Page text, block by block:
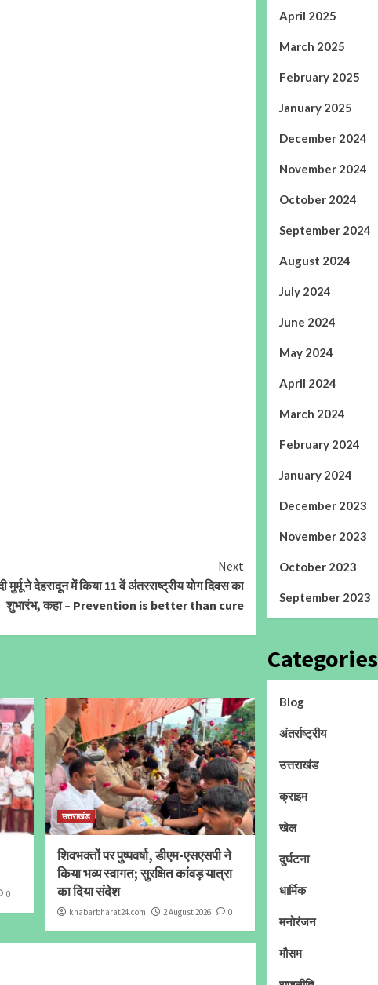
Next
मुर्मू ने देहरादून में किया 11 वें अंतरराष्ट्रीय योग दिवस का
शुभारंभ, कहा – Prevention is better than cure
0
उत्तराखंड
शिवभक्तों पर पुष्पवर्षा, डीएम-एसएसपी ने
किया भव्य स्वागत; सुरक्षित कांवड़ यात्रा
का दिया संदेश
khabarbharat24.com 2 August 2026 0
April 2025
March 2025
February 2025
January 2025
December 2024
November 2024
October 2024
September 2024
August 2024
July 2024
June 2024
May 2024
April 2024
March 2024
February 2024
January 2024
December 2023
November 2023
October 2023
September 2023
Categories
Blog
अंतर्राष्ट्रीय
उत्तराखंड
क्राइम
खेल
दुर्घटना
धार्मिक
मनोरंजन
मौसम